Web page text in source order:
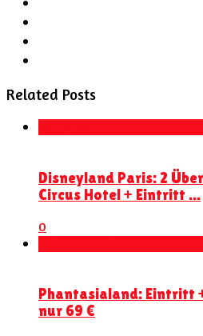
Related Posts
Disneyland Paris: 2
Circus Hotel + Eintritt ...
0
Phantasialand: Eintritt
nur 69 €